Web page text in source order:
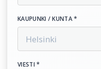
KAUPUNKI / KUNTA *
VIESTI *